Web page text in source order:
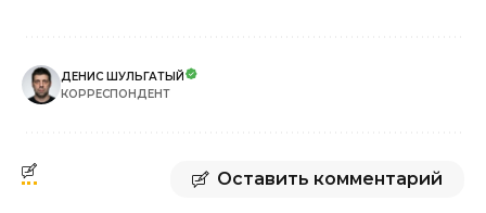
ДЕНИС ШУЛЬГАТЫЙ
КОРРЕСПОНДЕНТ
Оставить комментарий